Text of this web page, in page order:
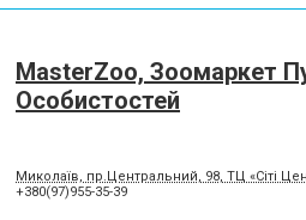
MasterZoo, Зоомаркет
Особистостей
Миколаїв, пр.Центральний, 98, ТЦ «Сіті
+380(97)955-35-39